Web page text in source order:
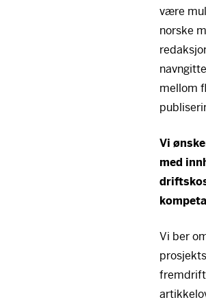
være
norske
mellom
Vi
med
Vi ber